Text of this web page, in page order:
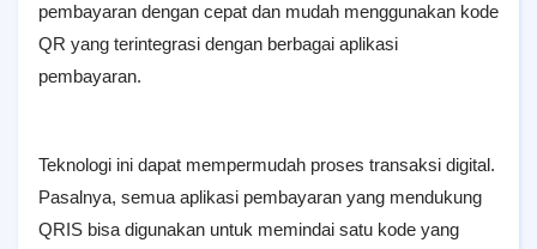
pembayaran dengan cepat dan mudah menggunakan kode
QR yang terintegrasi dengan berbagai aplikasi
pembayaran.
Teknologi ini dapat mempermudah proses transaksi digital.
Pasalnya, semua aplikasi pembayaran yang mendukung
QRIS bisa digunakan untuk memindai satu kode yang